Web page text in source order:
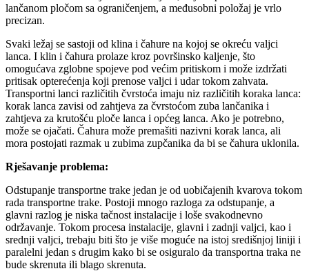
lančanom pločom sa ograničenjem, a međusobni položaj je vrlo
precizan.
Svaki ležaj se sastoji od klina i čahure na kojoj se okreću valjci
lanca. I klin i čahura prolaze kroz površinsko kaljenje, što
omogućava zglobne spojeve pod većim pritiskom i može izdržati
pritisak opterećenja koji prenose valjci i udar tokom zahvata.
Transportni lanci različitih čvrstoća imaju niz različitih koraka lanca:
korak lanca zavisi od zahtjeva za čvrstoćom zuba lančanika i
zahtjeva za krutošću ploče lanca i općeg lanca. Ako je potrebno,
može se ojačati. Čahura može premašiti nazivni korak lanca, ali
mora postojati razmak u zubima zupčanika da bi se čahura uklonila.
Rješavanje problema:
Odstupanje transportne trake jedan je od uobičajenih kvarova tokom
rada transportne trake. Postoji mnogo razloga za odstupanje, a
glavni razlog je niska tačnost instalacije i loše svakodnevno
održavanje. Tokom procesa instalacije, glavni i zadnji valjci, kao i
srednji valjci, trebaju biti što je više moguće na istoj središnjoj liniji i
paralelni jedan s drugim kako bi se osiguralo da transportna traka ne
bude skrenuta ili blago skrenuta.